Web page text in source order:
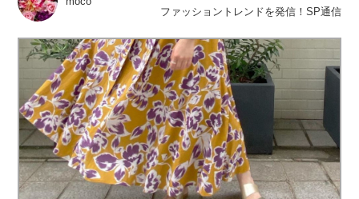
ファッショントレンドを発信！SP通信
BUYMAで人気のブランド
BUYMAの売れ筋商品
バイマ活動の疑問に売れっ子現役バイヤーが答えてみた
実録！海外ショップで買ってみた！
ファッショントレンドを発信！SP通信